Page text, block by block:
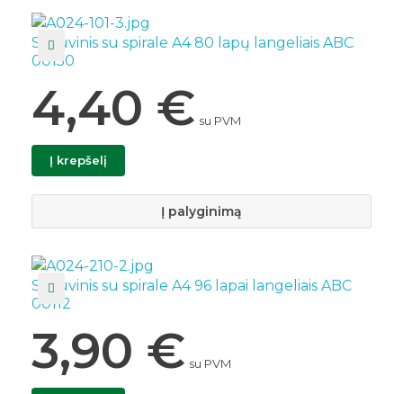
Sąsiuvinis su spirale A4 80 lapų langeliais ABC
00150
4,40 € su PVM
Į krepšelį
Į palyginimą
Sąsiuvinis su spirale A4 96 lapai langeliais ABC
00112
3,90 € su PVM